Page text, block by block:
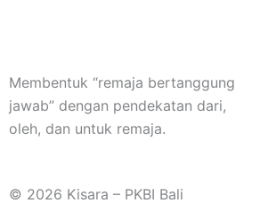
Membentuk “remaja bertanggung
jawab” dengan pendekatan dari,
oleh, dan untuk remaja.
© 2026 Kisara – PKBI Bali